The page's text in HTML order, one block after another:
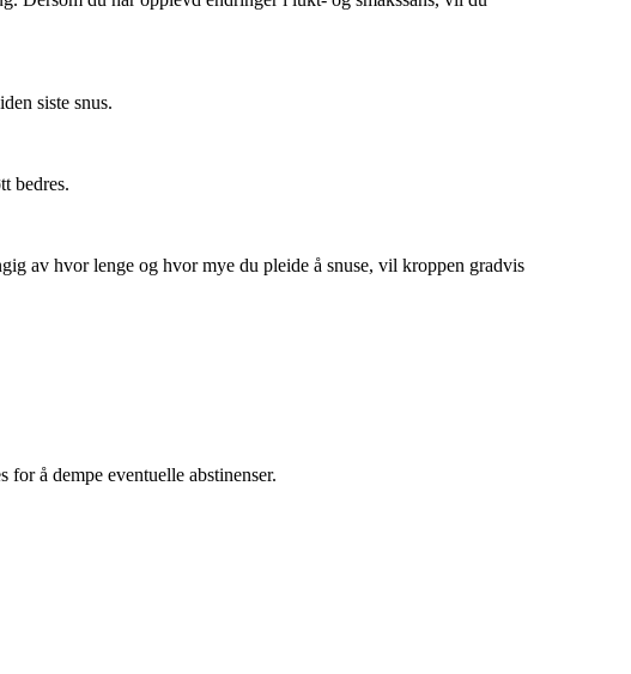
siste snus.
bedres.
av hvor lenge og hvor mye du pleide å snuse, vil kroppen gradvis
å dempe eventuelle abstinenser.